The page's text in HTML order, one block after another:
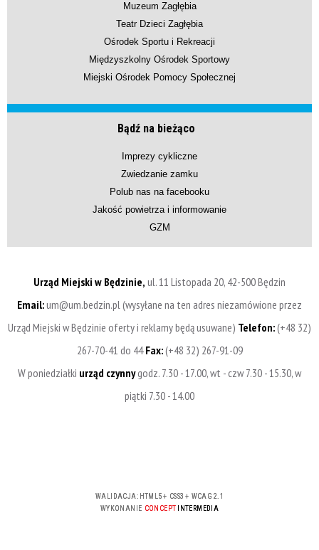
Muzeum Zagłębia
Teatr Dzieci Zagłębia
Ośrodek Sportu i Rekreacji
Międzyszkolny Ośrodek Sportowy
Miejski Ośrodek Pomocy Społecznej
Bądź na bieżąco
Imprezy cykliczne
Zwiedzanie zamku
Polub nas na facebooku
Jakość powietrza i informowanie
GZM
Urząd Miejski w Będzinie, ul. 11 Listopada 20, 42-500 Będzin
Email:um@um.bedzin.pl (wysyłane na ten adres niezamówione przez
Urząd Miejski w Będzinie oferty i reklamy będą usuwane) Telefon:(+48 32)
267-70-41 do 44Fax:(+48 32) 267-91-09
W poniedziałki urząd czynnygodz. 7.30 - 17.00, wt - czw 7.30 - 15.30, w
piątki 7.30 - 14.00
WALIDACJA: HTML5+ CSS3 + WCAG 2.1
WYKONANIE CONCEPT INTERMEDIA